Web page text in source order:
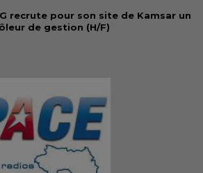
recrute pour son site de Kamsar un
de gestion (H/F)